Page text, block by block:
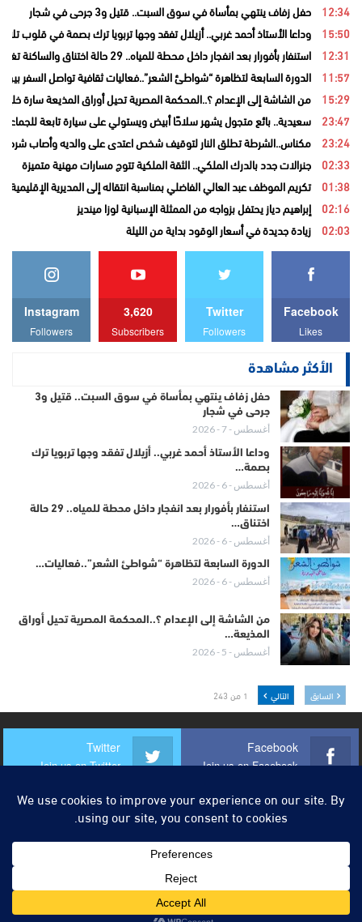
12:34 حفل زفاف ينتهي بمأساة في سوق السبت.. قتيل و3 جرحى في شجار
15:50 وداعا الأستاذ أحمد غربي.. أزيلال تفقد وجها تربويا ترك بصمة في قلوب
12:31 استنفار بأفورار بعد انفجار داخل محطة للمياه.. 29 حالة اختناق والساكنة تغادر منازلها خوفاً من الغاز
11:57 الدورة السابعة لتظاهرة “شواطئ الشعر”..فعاليات ثقافية تواصل السفر بين
15:29 من الشاشة إلى الإعدام ؟..المحكمة المصرية تحيل أوراق المذيعة سارة
23:47 سعيدية.. بائع متجول يشهر سلاحًا أبيض ويستولي على سيارة تابعة للجماعة
23:24 مكناس..الشرطة تطلق النار لتوقيف شخص اعتدى على والديه وأصاب شرطيا
02:33 جنرالات جدد بالدرك الملكي.. الثقة الملكية تتوج مسارات مهنية متميزة
01:38 تكريم الموظف عبد العالي الفاضلي بمناسبة انتقاله إلى المديرية الإقليمية
02:16 إبراهيم دياز يحتفل بزواجه من الممثلة الإسبانية لوزا مينديز
02:03 زيادة جديدة في أسعار الوقود بداية من الليلة
Facebook
Likes
Twitter
Followers
3,620
Subscribers
Instagram
Followers
الأكثر مشاهدة
حفل زفاف ينتهي بمأساة في سوق السبت.. قتيل و3
جرحى في شجار
أغسطس - 7 - 2026
وداعا الأستاذ أحمد غربي.. أزيلال تفقد وجها تربويا ترك
بصمة…
أغسطس - 6 - 2026
استنفار بأفورار بعد انفجار داخل محطة للمياه.. 29 حالة
اختناق…
أغسطس - 6 - 2026
الدورة السابعة لتظاهرة “شواطئ الشعر”..فعاليات…
أغسطس - 6 - 2026
من الشاشة إلى الإعدام ؟..المحكمة المصرية تحيل أوراق
المذيعة…
أغسطس - 5 - 2026
السابق التالي 1 من 243
Facebook
Join us on Facebook
Twitter
Join us on Twitter
Youtube
Join us on Youtube
Instagram
Join us on Instagram
© 2026 - أزيلال 24. جميع الحقوق محفوظة.
تصميم وتطوير:شركة النجاح هوست